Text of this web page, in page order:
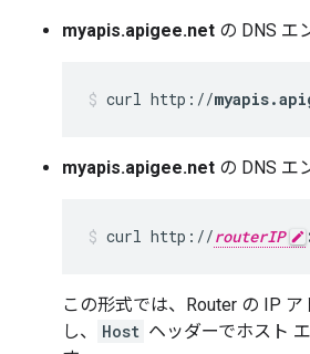
myapis.apigee.net の DNS エ
curl http://
myapis.apigee.net の DNS エ
curl http://routerIP
この形式では、Router の IP
し、
Host ヘッダーでホスト